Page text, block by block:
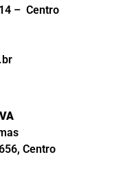
– Centro
Centro